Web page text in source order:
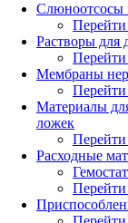
Слюноотсосы
Перейти
Растворы для
Перейти
Мембраны
Перейти
Материалы
ложек
Перейти
Расходные
Перейти